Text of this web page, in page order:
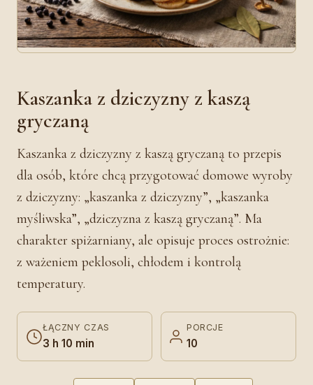
Kaszanka z dziczyzny z kaszą
gryczaną
Kaszanka z dziczyzny z kaszą gryczaną to przepis
dla osób, które chcą przygotować domowe wyroby
z dziczyzny: „kaszanka z dziczyzny”, „kaszanka
myśliwska”, „dziczyzna z kaszą gryczaną”. Ma
charakter spiżarniany, ale opisuje proces ostrożnie:
z ważeniem peklosoli, chłodem i kontrolą
temperatury.
ŁĄCZNY CZAS
3 h 10 min
PORCJE
10